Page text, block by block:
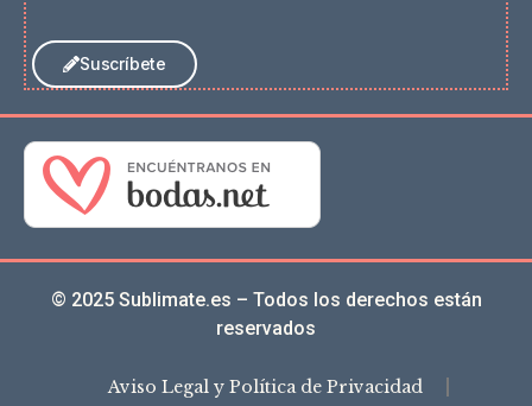
Suscríbete
© 2025 Sublimate.es – Todos los derechos están
reservados
Aviso Legal y Política de Privacidad